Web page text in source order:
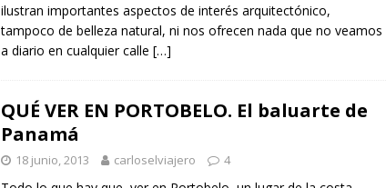
ilustran importantes aspectos de interés arquitectónico,
tampoco de belleza natural, ni nos ofrecen nada que no veamos
a diario en cualquier calle […]
QUÉ VER EN PORTOBELO. El baluarte de
Panamá
18 junio, 2013 carloselviajero 4